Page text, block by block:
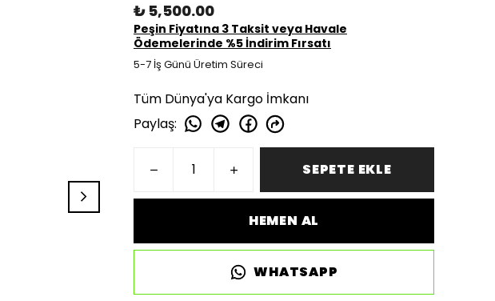
₺ 5,500.00
Peşin Fiyatına 3 Taksit veya Havale
Ödemelerinde %5 İndirim Fırsatı
5-7 İş Günü Üretim Süreci
Tüm Dünya'ya Kargo İmkanı
Paylaş:
SEPETE EKLE
HEMEN AL
WHATSAPP